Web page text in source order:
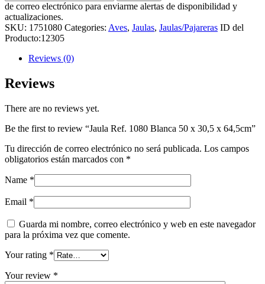
de correo electrónico para enviarme alertas de disponibilidad y
actualizaciones.
SKU: 1751080 Categories: Aves, Jaulas, Jaulas/Pajareras ID del
Producto:12305
Reviews (0)
Reviews
There are no reviews yet.
Be the first to review “Jaula Ref. 1080 Blanca 50 x 30,5 x 64,5cm”
Tu dirección de correo electrónico no será publicada. Los campos
obligatorios están marcados con *
Name *
Email *
Guarda mi nombre, correo electrónico y web en este navegador
para la próxima vez que comente.
Your rating *
Your review *